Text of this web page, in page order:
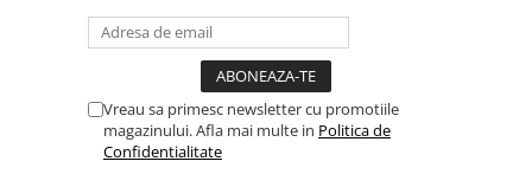
Vreau sa primesc newsletter cu promotiile
magazinului. Afla mai multe in Politica de
Confidentialitate